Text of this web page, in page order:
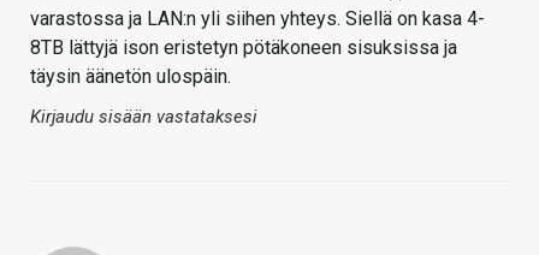
varastossa ja LAN:n yli siihen yhteys. Siellä on kasa 4-
8TB lättyjä ison eristetyn pötäkoneen sisuksissa ja
täysin äänetön ulospäin.
Kirjaudu sisään vastataksesi